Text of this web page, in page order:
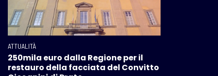
ATTUALITÀ
250mila euro dalla Regione per il
restauro della facciata del Convitto